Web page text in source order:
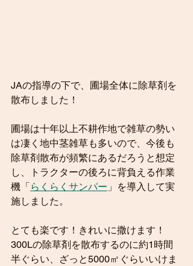
JAの指導の下で、圃場全体に除草剤を
散布しました！
圃場は十年以上不耕作地で雑草の勢い
は凄く地中茎雑草も多いので、今後も
除草剤散布が頻繁にあるだろうと想定
し、トラクターの後ろに背負える作業
機「らくらくサンパー 」を導入して実
施しました。
とても楽です！きれいに撒けます！
300Lの除草剤を散布するのに約1時間
半ぐらい、ざっと5000㎡ぐらいいけま